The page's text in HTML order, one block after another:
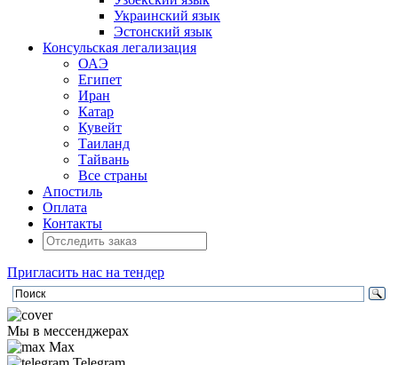
Украинский язык
Эстонский язык
Консульская легализация
ОАЭ
Египет
Иран
Катар
Кувейт
Таиланд
Тайвань
Все страны
Апостиль
Оплата
Контакты
Пригласить нас на тендер
Мы в мессенджерах
Max